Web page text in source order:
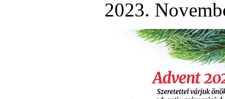
2023.